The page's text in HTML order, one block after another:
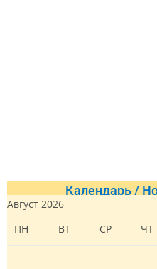
Календарь /
Август 2026
ПН
ВТ СР ЧТ